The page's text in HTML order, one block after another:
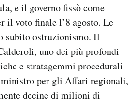
e il governo fissò come
il voto finale l’8 agosto. Le
subito ostruzionismo. Il
uno dei più profondi
e stratagemmi procedurali
ministro per gli Affari regionali,
decine di milioni di